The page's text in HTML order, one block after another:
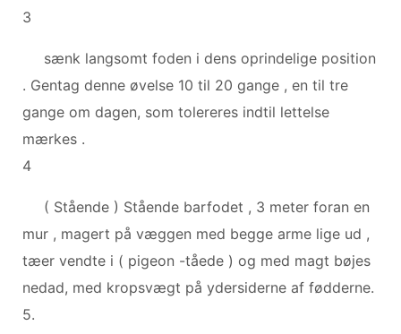
3
sænk langsomt foden i dens oprindelige position
. Gentag denne øvelse 10 til 20 gange , en til tre
gange om dagen, som tolereres indtil lettelse
mærkes .
4
( Stående ) Stående barfodet , 3 meter foran en
mur , magert på væggen med begge arme lige ud ,
tæer vendte i ( pigeon -tåede ) og med magt bøjes
nedad, med kropsvægt på ydersiderne af fødderne.
5.